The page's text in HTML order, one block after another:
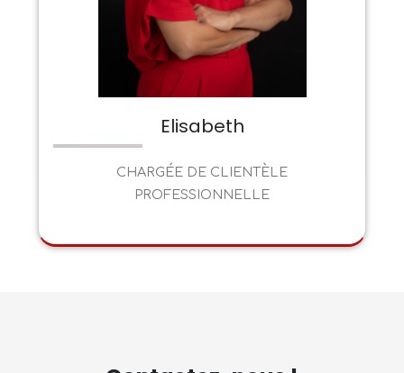
Elisabeth
CHARGÉE DE CLIENTÈLE
PROFESSIONNELLE